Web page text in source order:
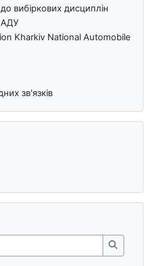
вибіркових дисциплін
Kharkiv National Automobile
зв'язків
Знайти